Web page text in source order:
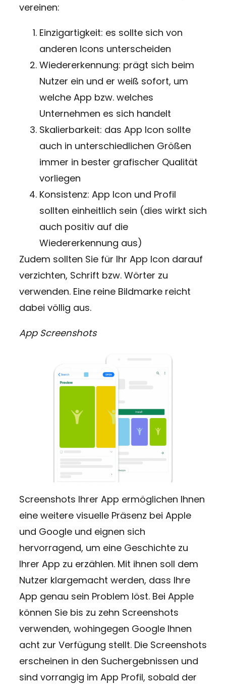
vereinen:
Einzigartigkeit: es sollte sich von
anderen Icons unterscheiden
Wiedererkennung: prägt sich beim
Nutzer ein und er weiß sofort, um
welche App bzw. welches
Unternehmen es sich handelt
Skalierbarkeit: das App Icon sollte
auch in unterschiedlichen Größen
immer in bester grafischer Qualität
vorliegen
Konsistenz: App Icon und Profil
sollten einheitlich sein (dies wirkt sich
auch positiv auf die
Wiedererkennung aus)
Zudem sollten Sie für Ihr App Icon darauf
verzichten, Schrift bzw. Wörter zu
verwenden. Eine reine Bildmarke reicht
dabei völlig aus.
App Screenshots
Screenshots Ihrer App ermöglichen Ihnen
eine weitere visuelle Präsenz bei Apple
und Google und eignen sich
hervorragend, um eine Geschichte zu
Ihrer App zu erzählen. Mit ihnen soll dem
Nutzer klargemacht werden, dass Ihre
App genau sein Problem löst. Bei Apple
können Sie bis zu zehn Screenshots
verwenden, wohingegen Google Ihnen
acht zur Verfügung stellt. Die Screenshots
erscheinen in den Suchergebnissen und
sind vorrangig im App Profil, sobald der